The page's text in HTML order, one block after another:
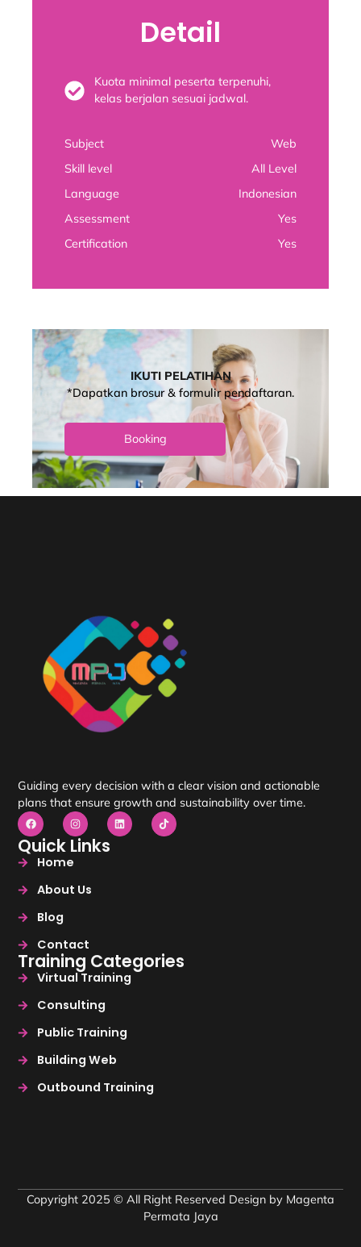
Detail
Kuota minimal peserta terpenuhi,
kelas berjalan sesuai jadwal.
Subject
Web
Skill level
All Level
Language
Indonesian
Assessment
Yes
Certification
Yes
IKUTI PELATIHAN
*Dapatkan brosur & formulir pendaftaran.
Booking
Guiding every decision with a clear vision and actionable
plans that ensure growth and sustainability over time.
Quick Links
Home
About Us
Blog
Contact
Training Categories
Virtual Training
Consulting
Public Training
Building Web
Outbound Training
Copyright 2025 © All Right Reserved Design by Magenta
Permata Jaya